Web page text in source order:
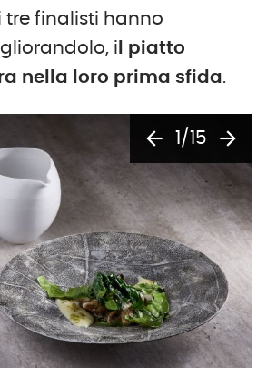
tre finalisti hanno
i l piatto
nella loro prima sfida.
arrow_back 1/15 arrow_forward